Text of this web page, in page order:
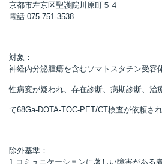
京都市左京区聖護院川原町５４
電話 075-751-3538
対象：
神経内分泌腫瘍を含むソマトスタチン受容
性病変が疑われ、存在診断、病期診断、治
て68Ga-DOTA-TOC-PET/CT検査が依頼され
除外基準：
1.コミュニケーションに著しい障害がある